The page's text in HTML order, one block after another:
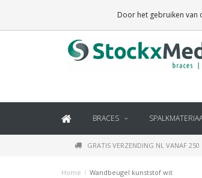
BRACES
GRATIS VERZENDING NL VANAF 250
Home / Wandbeugel kunststof wit
Door het gebruiken van